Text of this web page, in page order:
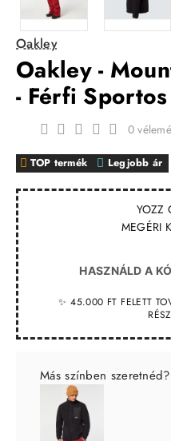
Oakley
Oakley -
- Férfi
YOZZ
MEGÉRI
HASZNÁLD A
✨ 45.000 FT FELETT
TOP termék Legjobb ár
0
Más színben szeretnéd?